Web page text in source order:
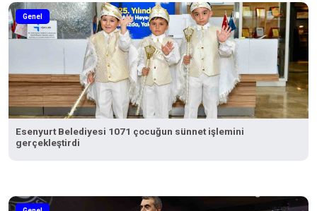
Genel
Esenyurt Belediyesi 1071 çocuğun sünnet işlemini
gerçekleştirdi